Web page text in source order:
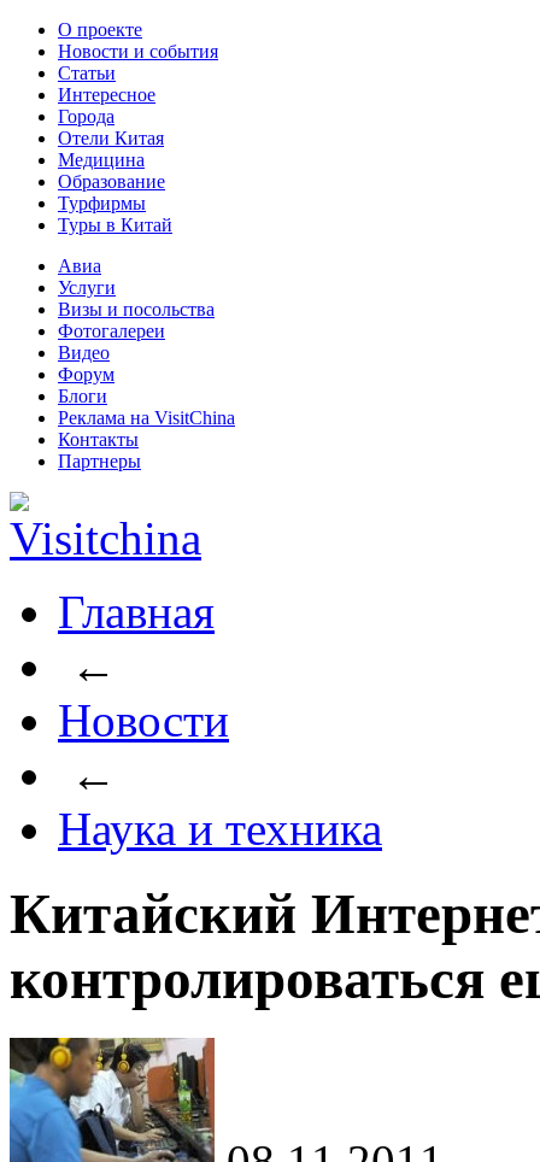
О проекте
Новости и события
Статьи
Интересное
Города
Отели Китая
Медицина
Образование
Турфирмы
Туры в Китай
Авиа
Услуги
Визы и посольства
Фотогалереи
Видео
Форум
Блоги
Реклама на VisitChina
Контакты
Партнеры
Главная
←
Новости
←
Наука и техника
Китайский
контролироваться